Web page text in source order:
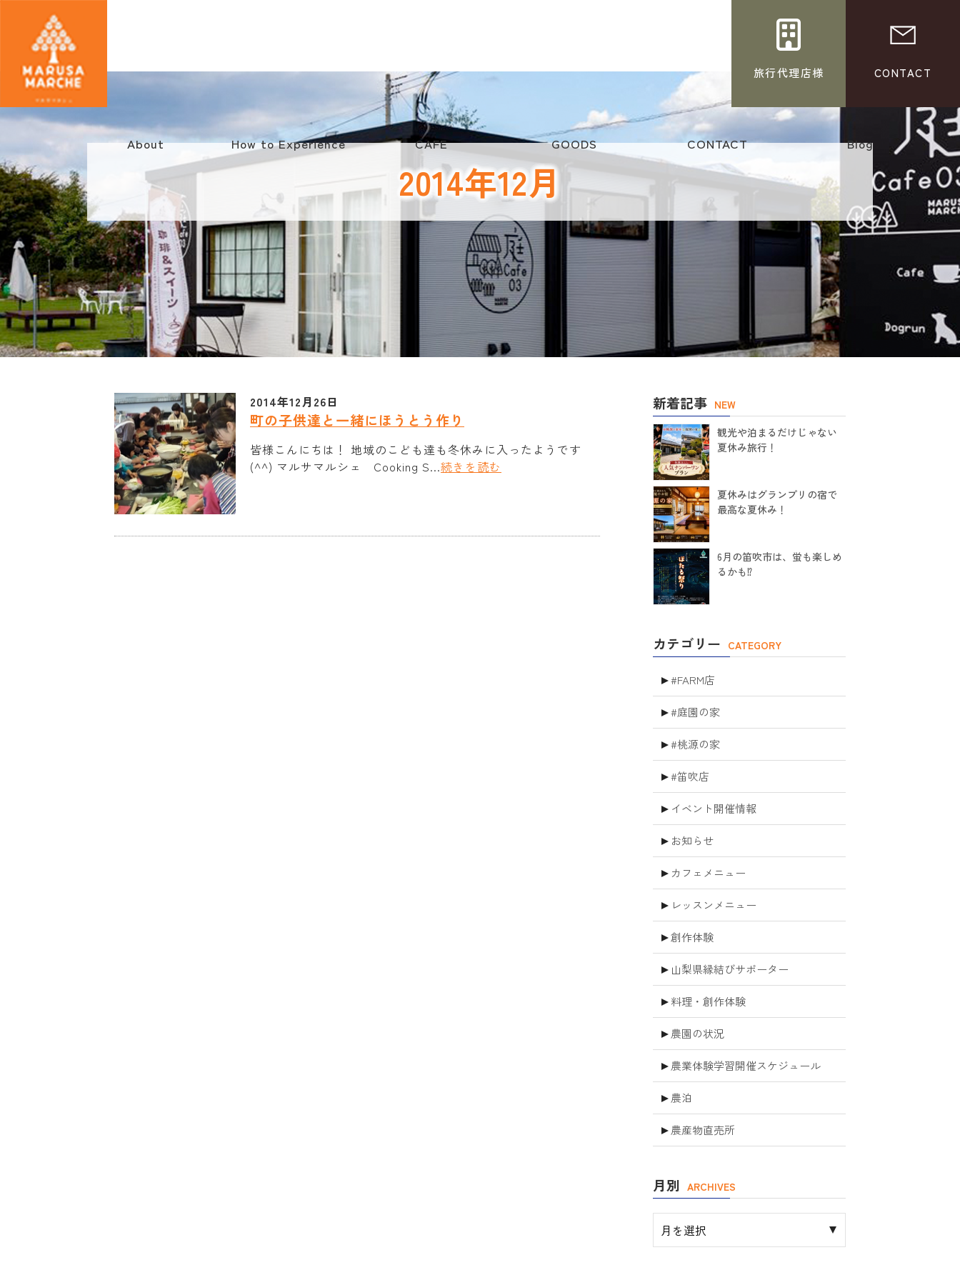
旅行代理店様 CONTACT
About How to Experience CAFE GOODS CONTACT Blog
2014年12月
2014年12月26日
町の子供達と一緒にほうとう作り
皆様こんにちは！ 地域のこども達も冬休みに入ったようです
(^^) マルサマルシェ Cooking S...続きを読む
新着記事 NEW
観光や泊まるだけじゃない
夏休み旅行！
夏休みはグランプリの宿で
最高な夏休み！
6月の笛吹市は、蛍も楽しめ
るかも⁉️
カテゴリー CATEGORY
#FARM店
#庭園の家
#桃源の家
#笛吹店
イベント開催情報
お知らせ
カフェメニュー
レッスンメニュー
創作体験
山梨県縁結びサポーター
料理・創作体験
農園の状況
農業体験学習開催スケジュール
農泊
農産物直売所
月別 ARCHIVES